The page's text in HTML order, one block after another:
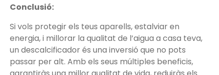
Conclusió:
Si vols protegir els teus aparells, estalviar en
energia, i millorar la qualitat de l’aigua a casa teva,
un descalcificador és una inversió que no pots
passar per alt. Amb els seus múltiples beneficis,